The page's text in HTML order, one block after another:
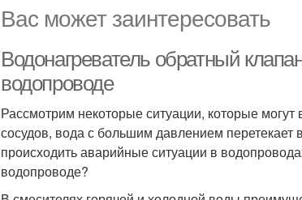
Вас может заинтересовать
Водонагреватель обратный
водопроводе
Рассмотрим некоторые ситуации, которые
сосудов, вода с большим давлением
происходить аварийные ситуации в
водопроводе?